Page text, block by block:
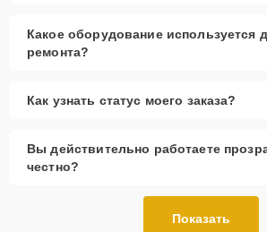
Какое оборудование используется
ремонта?
Как узнать статус моего заказа?
Вы действительно работаете
честно?
Показать